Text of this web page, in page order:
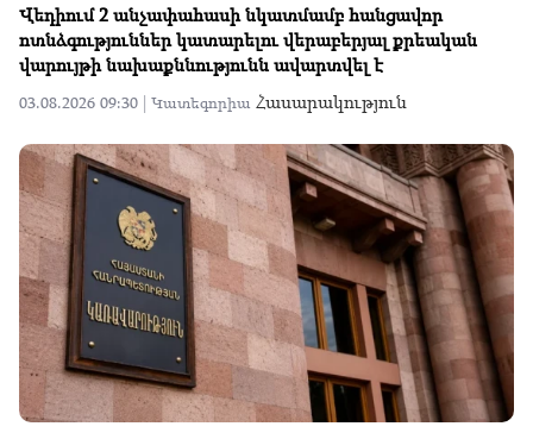
Վեդիում 2 անչափահասի նկատմամբ հանցավոր
ոտնձգություններ կատարելու վերաբերյալ քրեական
վարույթի նախաքննությունն ավարտվել է
03.08.2026 09:30 | Կատեգորիա Հասարակություն